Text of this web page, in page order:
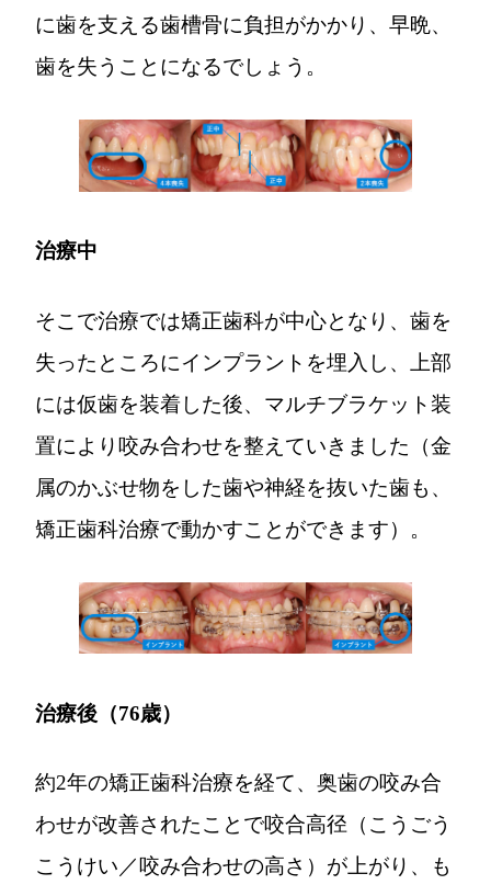
に歯を支える歯槽骨に負担がかかり、早晩、
歯を失うことになるでしょう。
治療中
そこで治療では矯正歯科が中心となり、歯を
失ったところにインプラントを埋入し、上部
には仮歯を装着した後、マルチブラケット装
置により咬み合わせを整えていきました（金
属のかぶせ物をした歯や神経を抜いた歯も、
矯正歯科治療で動かすことができます）。
治療後（76歳）
約2年の矯正歯科治療を経て、奥歯の咬み合
わせが改善されたことで咬合高径（こうごう
こうけい／咬み合わせの高さ）が上がり、も